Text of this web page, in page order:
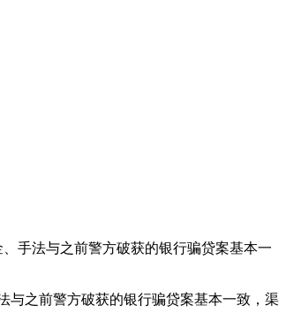
手法与之前警方破获的银行骗贷案基本一
之前警方破获的银行骗贷案基本一致，渠